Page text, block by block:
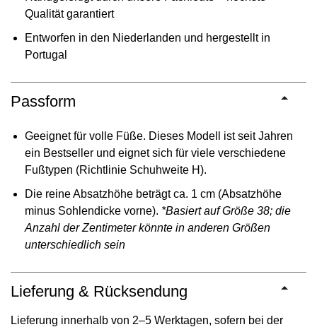
Qualität garantiert
Entworfen in den Niederlanden und hergestellt in
Portugal
Passform
Geeignet für volle Füße. Dieses Modell ist seit Jahren
ein Bestseller und eignet sich für viele verschiedene
Fußtypen (Richtlinie Schuhweite H).
Die reine Absatzhöhe beträgt ca. 1 cm (Absatzhöhe
minus Sohlendicke vorne). *Basiert auf Größe 38; die
Anzahl der Zentimeter könnte in anderen Größen
unterschiedlich sein
Lieferung & Rücksendung
Lieferung innerhalb von 2–5 Werktagen, sofern bei der